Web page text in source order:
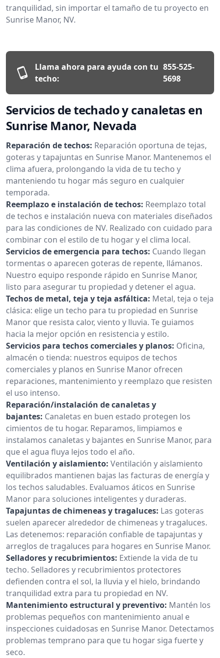
tranquilidad, sin importar el tamaño de tu proyecto en
Sunrise Manor, NV.
Llama ahora para ayuda con tu
techo:
855-525-
5698
Servicios de techado y canaletas en
Sunrise Manor, Nevada
Reparación de techos: Reparación oportuna de tejas,
goteras y tapajuntas en Sunrise Manor. Mantenemos el
clima afuera, prolongando la vida de tu techo y
manteniendo tu hogar más seguro en cualquier
temporada.
Reemplazo e instalación de techos: Reemplazo total
de techos e instalación nueva con materiales diseñados
para las condiciones de NV. Realizado con cuidado para
combinar con el estilo de tu hogar y el clima local.
Servicios de emergencia para techos: Cuando llegan
tormentas o aparecen goteras de repente, llámanos.
Nuestro equipo responde rápido en Sunrise Manor,
listo para asegurar tu propiedad y detener el agua.
Techos de metal, teja y teja asfáltica: Metal, teja o teja
clásica: elige un techo para tu propiedad en Sunrise
Manor que resista calor, viento y lluvia. Te guiamos
hacia la mejor opción en resistencia y estilo.
Servicios para techos comerciales y planos: Oficina,
almacén o tienda: nuestros equipos de techos
comerciales y planos en Sunrise Manor ofrecen
reparaciones, mantenimiento y reemplazo que resisten
el uso intenso.
Reparación/instalación de canaletas y
bajantes: Canaletas en buen estado protegen los
cimientos de tu hogar. Reparamos, limpiamos e
instalamos canaletas y bajantes en Sunrise Manor, para
que el agua fluya lejos todo el año.
Ventilación y aislamiento: Ventilación y aislamiento
equilibrados mantienen bajas las facturas de energía y
los techos saludables. Evaluamos áticos en Sunrise
Manor para soluciones inteligentes y duraderas.
Tapajuntas de chimeneas y tragaluces: Las goteras
suelen aparecer alrededor de chimeneas y tragaluces.
Las detenemos: reparación confiable de tapajuntas y
arreglos de tragaluces para hogares en Sunrise Manor.
Selladores y recubrimientos: Extiende la vida de tu
techo. Selladores y recubrimientos protectores
defienden contra el sol, la lluvia y el hielo, brindando
tranquilidad extra para tu propiedad en NV.
Mantenimiento estructural y preventivo: Mantén los
problemas pequeños con mantenimiento anual e
inspecciones cuidadosas en Sunrise Manor. Detectamos
problemas temprano para que tu hogar siga fuerte y
seco.